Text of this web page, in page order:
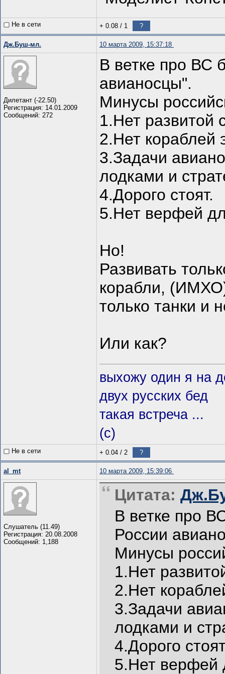
Не в сети + 0.08 / 1 ?
Дж.Буш-мл. 10 марта 2009, 15:37:18
Дилетант (-22.50)
Регистрация: 14.01.2009
Сообщений: 272
В ветке про ВС
авианосцы".
Минусы
1.Нет развитой
2.Нет кораблей
3.Задачи
лодками и
4.Дорого стоят.
5.Нет верфей
Но!
Развивать
корабли,
только танки и
Или как?
выхожу один я на
двух русских бед
такая встреча ...
(с)
Не в сети + 0.04 / 2 ?
al_mt 10 марта 2009, 15:39:06
Слушатель (11.49)
Регистрация: 20.08.2008
Сообщений: 1,188
Цитата:
В ветке про
России
Минусы
1.Нет
2.Нет
3.Задачи
лодками и
4.Дорого
5.Нет верфей